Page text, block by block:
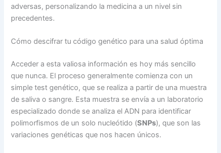
adversas, personalizando la medicina a un nivel sin
precedentes.
Cómo descifrar tu código genético para una salud óptima
Acceder a esta valiosa información es hoy más sencillo
que nunca. El proceso generalmente comienza con un
simple test genético, que se realiza a partir de una muestra
de saliva o sangre. Esta muestra se envía a un laboratorio
especializado donde se analiza el ADN para identificar
polimorfismos de un solo nucleótido (SNPs), que son las
variaciones genéticas que nos hacen únicos.